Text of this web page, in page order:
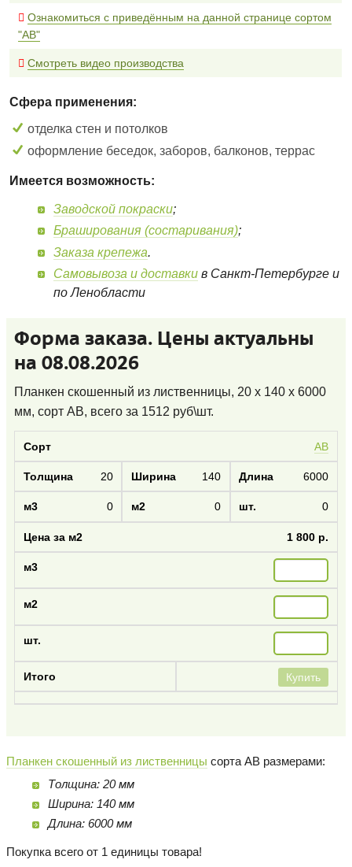
Ознакомиться с приведённым на данной странице сортом
"AB"
Смотреть видео производства
Сфера применения:
отделка стен и потолков
оформление беседок, заборов, балконов, террас
Имеется возможность:
Заводской покраски;
Браширования (состаривания);
Заказа крепежа.
Самовывоза и доставки в Санкт-Петербурге и
по Ленобласти
Форма заказа. Цены актуальны
на 08.08.2026
Планкен скошенный из лиственницы, 20 x 140 x 6000
мм, сорт AB, всего за 1512 руб\шт.
AB
20 140 6000
0 0 0
1 800 р.
Купить
Планкен скошенный из лиственницы сорта AB размерами:
Толщина: 20 мм
Ширина: 140 мм
Длина: 6000 мм
Покупка всего от 1 единицы товара!